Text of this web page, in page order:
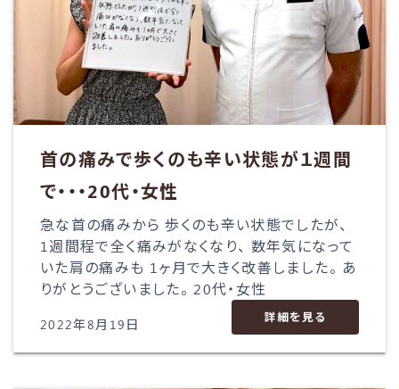
首の痛みで歩くのも辛い状態が１週間
で・・・20代・女性
急な首の痛みから 歩くのも辛い状態でしたが、
1週間程で全く痛みがなくなり、 数年気になって
いた肩の痛みも 1ヶ月で大きく改善しました。 あ
りがとうございました。 20代・女性
2022年8月19日 詳細を見る